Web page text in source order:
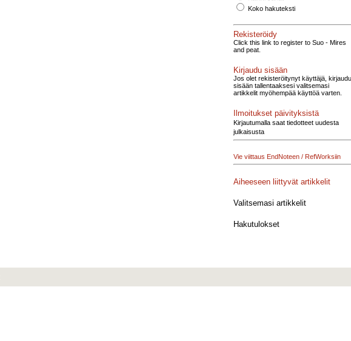
Koko hakuteksti
Rekisteröidy
Click this link to register to Suo - Mires
and peat.
Kirjaudu sisään
Jos olet rekisteröitynyt käyttäjä, kirjaudu
sisään tallentaaksesi valitsemasi
artikkelit myöhempää käyttöä varten.
Ilmoitukset päivityksistä
Kirjautumalla saat tiedotteet uudesta
julkaisusta
Vie viittaus EndNoteen / RefWorksiin
Aiheeseen liittyvät artikkelit
Valitsemasi artikkelit
Hakutulokset